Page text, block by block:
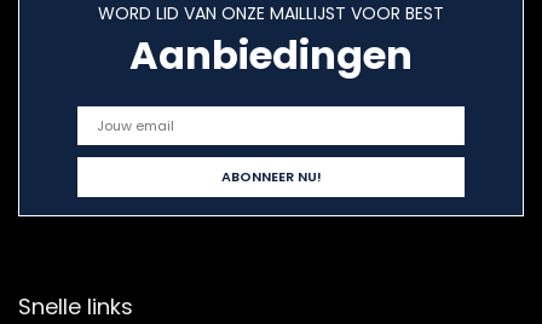
WORD LID VAN ONZE MAILLIJST VOOR BEST
Aanbiedingen
Snelle links